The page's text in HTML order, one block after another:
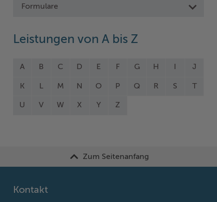
Formulare
Leistungen von A bis Z
A B C D E F G H I J
K L M N O P Q R S
U V W X Y Z
Zum Seitenanfang
Kontakt